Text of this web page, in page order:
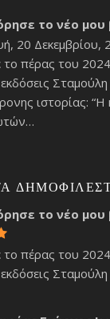
το νέο μου
20 Δεκεμβρίου,
πέρας του
ιστορίας:
το νέο μου
πέρας του